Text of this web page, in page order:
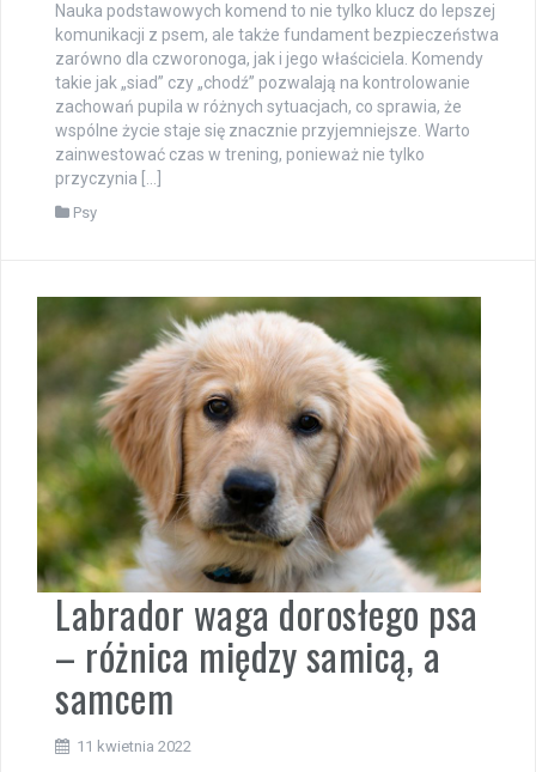
Nauka podstawowych komend to nie tylko klucz do lepszej
komunikacji z psem, ale także fundament bezpieczeństwa
zarówno dla czworonoga, jak i jego właściciela. Komendy
takie jak „siad” czy „chodź” pozwalają na kontrolowanie
zachowań pupila w różnych sytuacjach, co sprawia, że
wspólne życie staje się znacznie przyjemniejsze. Warto
zainwestować czas w trening, ponieważ nie tylko
przyczynia […]
Psy
Labrador waga dorosłego psa
– różnica między samicą, a
samcem
11 kwietnia 2022